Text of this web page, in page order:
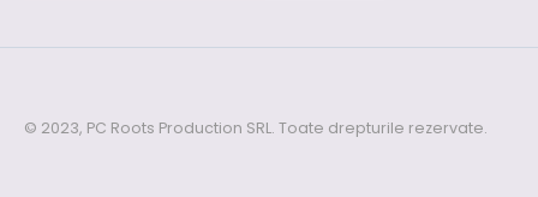
© 2023, PC Roots Production SRL. Toate drepturile rezervate.